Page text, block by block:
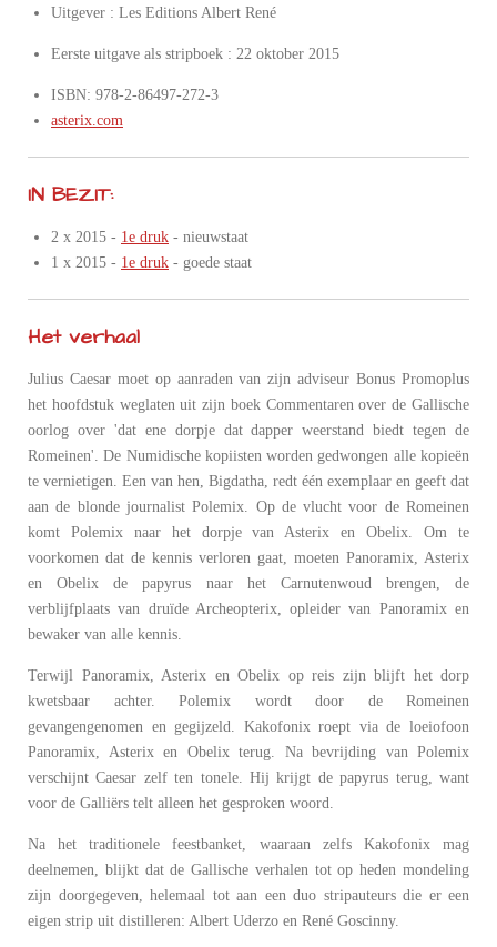
Uitgever : Les Editions Albert René
Eerste uitgave als stripboek : 22 oktober 2015
ISBN: 978-2-86497-272-3
asterix.com
IN BEZIT:
2 x 2015 - 1e druk - nieuwstaat
1 x 2015 - 1e druk - goede staat
Het verhaal
Julius Caesar moet op aanraden van zijn adviseur Bonus Promoplus
het hoofdstuk weglaten uit zijn boek Commentaren over de Gallische
oorlog over 'dat ene dorpje dat dapper weerstand biedt tegen de
Romeinen'. De Numidische kopiisten worden gedwongen alle kopieën
te vernietigen. Een van hen, Bigdatha, redt één exemplaar en geeft dat
aan de blonde journalist Polemix. Op de vlucht voor de Romeinen
komt Polemix naar het dorpje van Asterix en Obelix. Om te
voorkomen dat de kennis verloren gaat, moeten Panoramix, Asterix
en Obelix de papyrus naar het Carnutenwoud brengen, de
verblijfplaats van druïde Archeopterix, opleider van Panoramix en
bewaker van alle kennis.
Terwijl Panoramix, Asterix en Obelix op reis zijn blijft het dorp
kwetsbaar achter. Polemix wordt door de Romeinen
gevangengenomen en gegijzeld. Kakofonix roept via de loeiofoon
Panoramix, Asterix en Obelix terug. Na bevrijding van Polemix
verschijnt Caesar zelf ten tonele. Hij krijgt de papyrus terug, want
voor de Galliërs telt alleen het gesproken woord.
Na het traditionele feestbanket, waaraan zelfs Kakofonix mag
deelnemen, blijkt dat de Gallische verhalen tot op heden mondeling
zijn doorgegeven, helemaal tot aan een duo stripauteurs die er een
eigen strip uit distilleren: Albert Uderzo en René Goscinny.